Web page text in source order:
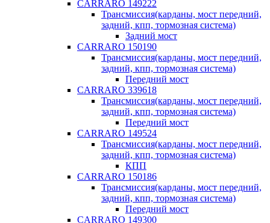
CARRARO 149222
Трансмиссия(карданы, мост передний,
задний, кпп, тормозная система)
Задний мост
CARRARO 150190
Трансмиссия(карданы, мост передний,
задний, кпп, тормозная система)
Передний мост
CARRARO 339618
Трансмиссия(карданы, мост передний,
задний, кпп, тормозная система)
Передний мост
CARRARO 149524
Трансмиссия(карданы, мост передний,
задний, кпп, тормозная система)
КПП
CARRARO 150186
Трансмиссия(карданы, мост передний,
задний, кпп, тормозная система)
Передний мост
CARRARO 149300